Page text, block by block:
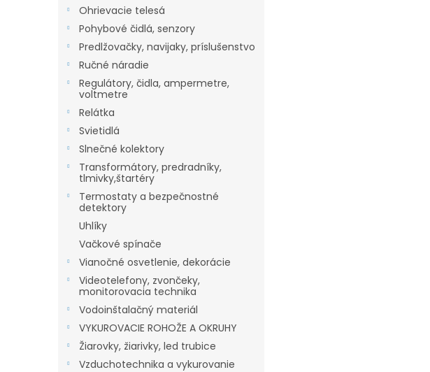
Ohrievacie telesá
Pohybové čidlá, senzory
Predlžovačky, navijaky, príslušenstvo
Ručné náradie
Regulátory, čidla, ampermetre,
voltmetre
Relátka
Svietidlá
Slnečné kolektory
Transformátory, predradníky,
tlmivky,štartéry
Termostaty a bezpečnostné
detektory
Uhlíky
Vačkové spínače
Vianočné osvetlenie, dekorácie
Videotelefony, zvončeky,
monitorovacia technika
Vodoinštalačný materiál
VYKUROVACIE ROHOŽE A OKRUHY
Žiarovky, žiarivky, led trubice
Vzduchotechnika a vykurovanie